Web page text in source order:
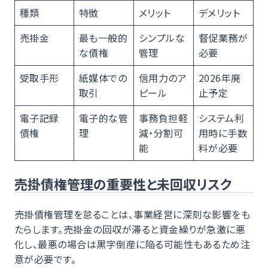
種類 特徴 メリット
デメリット
売掛金
最も一般的
な債権
シンプルな
管理
督促業務が
必要
受取手形
紙媒体での
取引
信用力のア
ピール
2026年廃
止予定
電子記録
債権
電子的な管
理
事務負担軽
減・分割可
能
システム利
用時に手数
料が必要
売掛債権管理の重要性と未回収リスク
売掛債権管理を怠ることは、事業経営に深刻な影響をも
たらします。売掛金の回収が滞ると資金繰りが急激に悪
化し、最悪の場合は黒字倒産に陥る可能性もあるため注
意が必要です。